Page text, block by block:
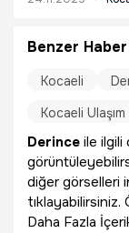
Benzer
Kocaeli
Kocaeli Ulaşım
Derince ile ilgili
diğer görselleri
tıklayabilirsiniz.
Daha Fazla